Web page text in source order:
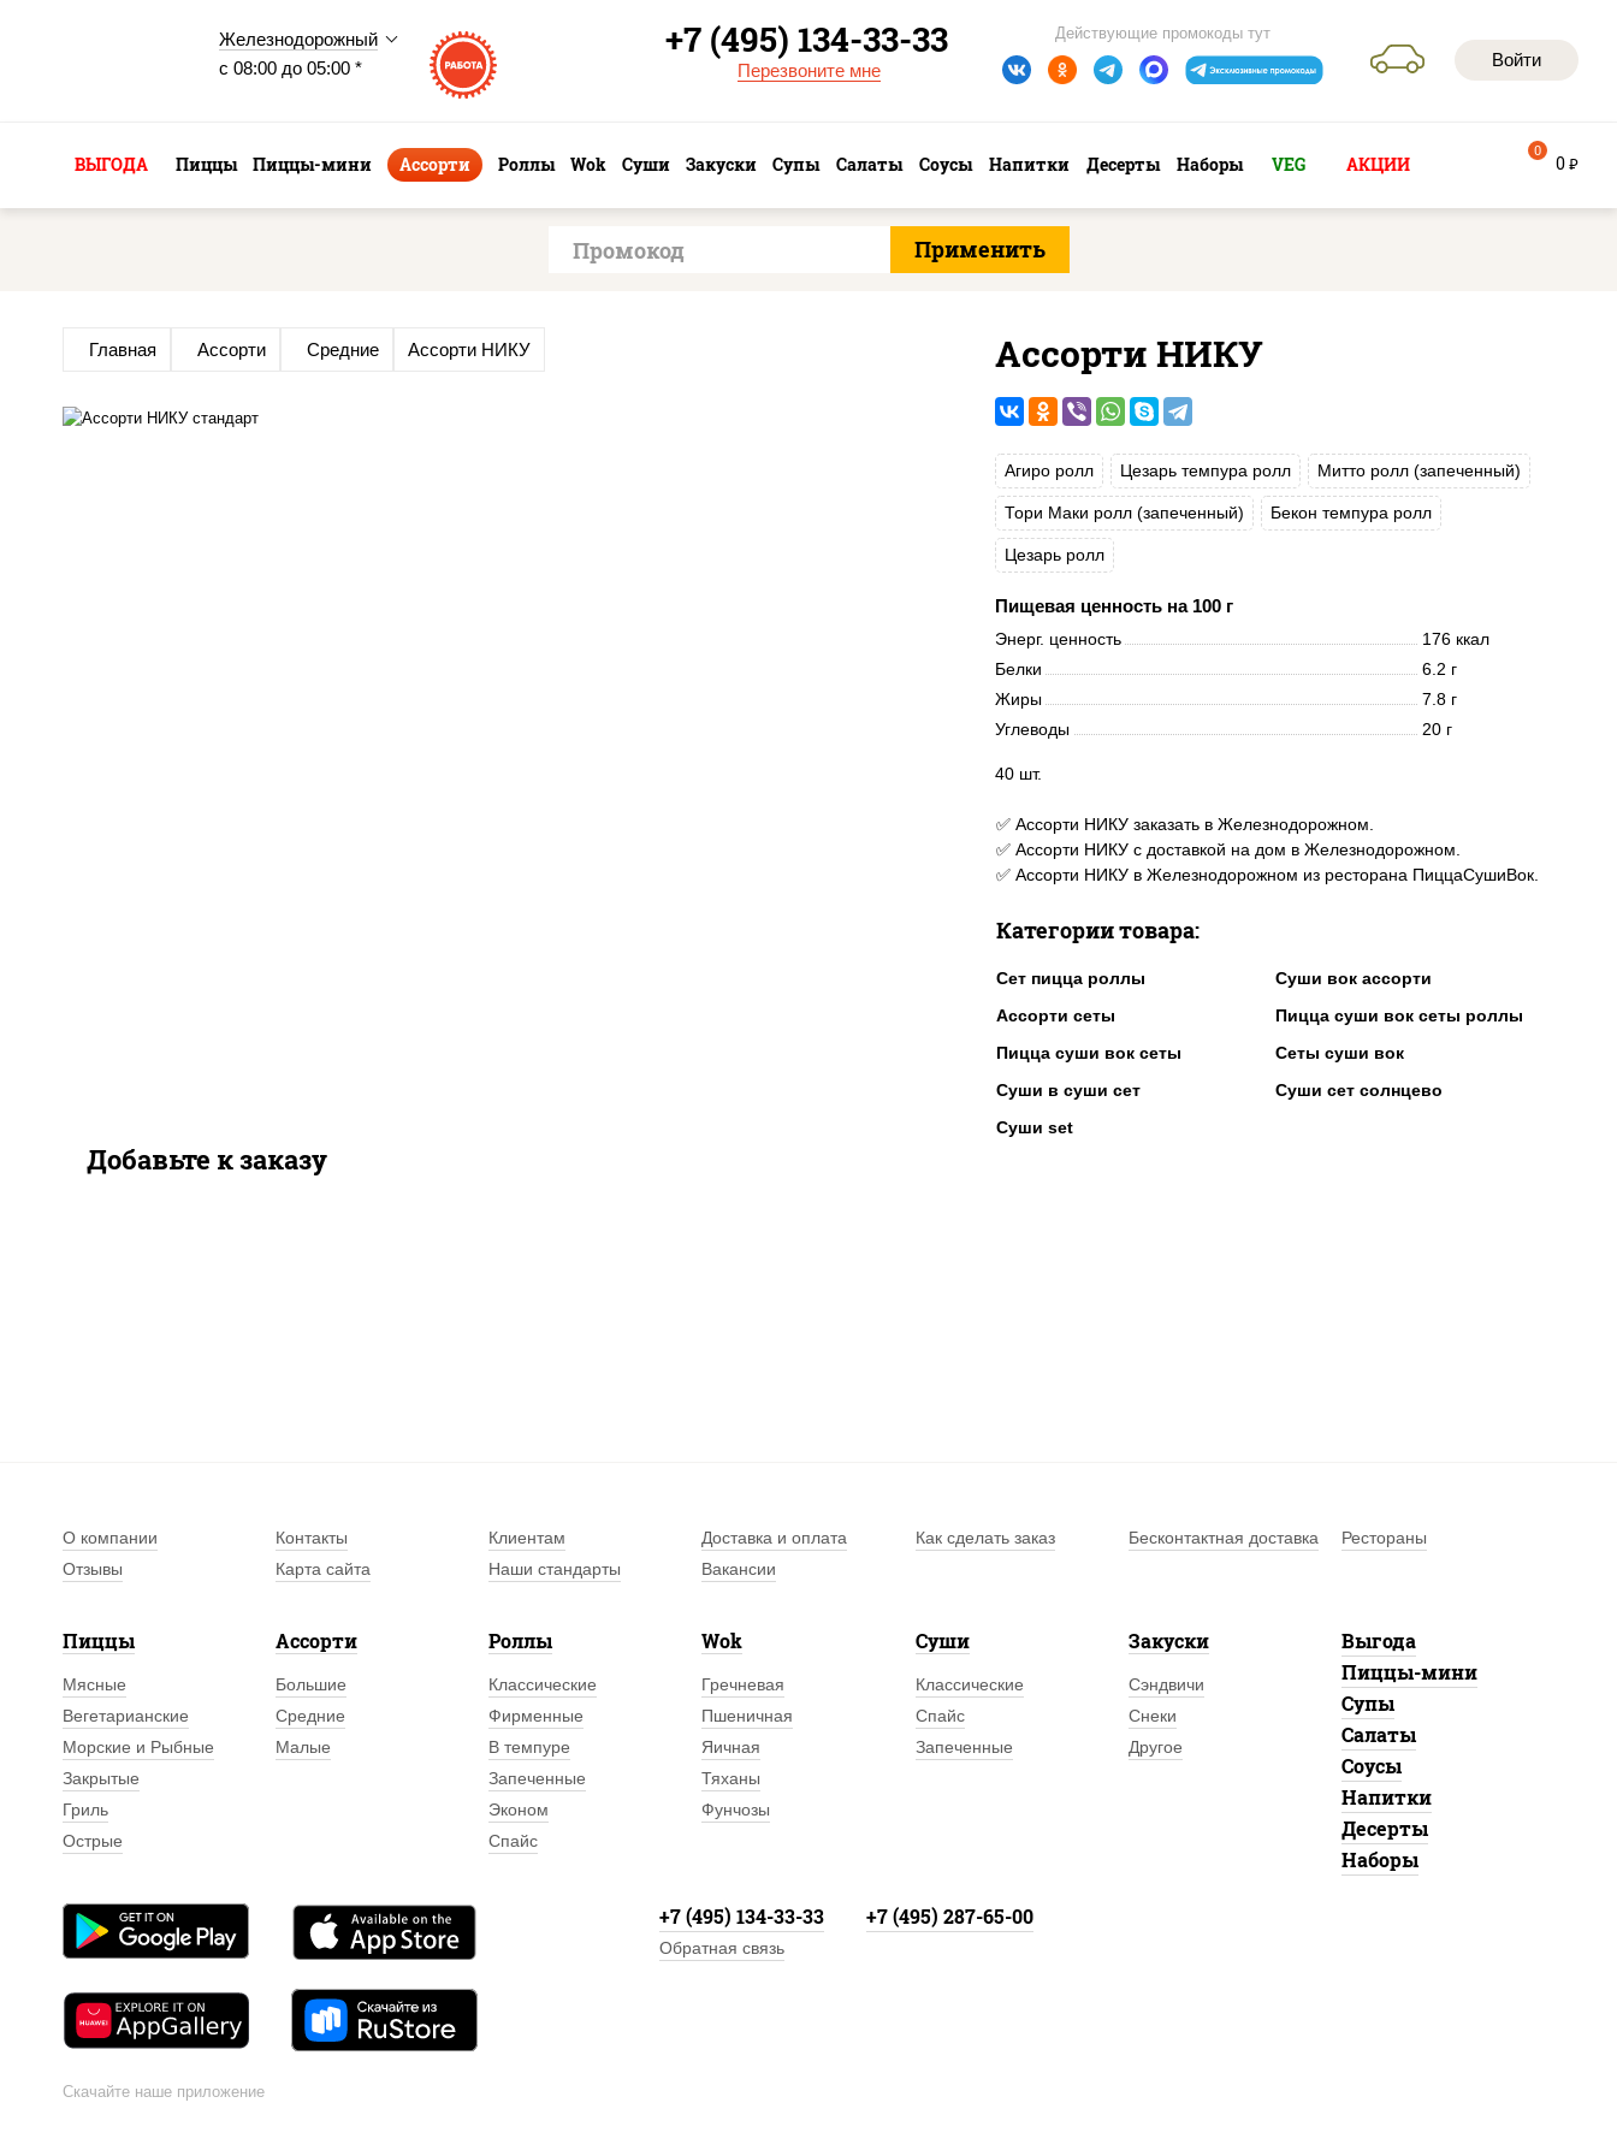
Железнодорожный
с 08:00 до 05:00 *
Войти
Действующие промокоды тут
+7 (495) 134-33-33
Перезвоните мне
ВЫГОДА Пиццы Пиццы-мини Ассорти Роллы Wok Суши Закуски Супы Салаты Соусы Напитки Десерты Наборы VEG АКЦИИ 0 руб
0
Главная Ассорти Средние Ассорти НИКУ Ассорти НИКУ
Агиро ролл Цезарь темпура ролл Митто ролл (запеченный)
Тори Маки ролл (запеченный) Бекон темпура ролл
Цезарь ролл
Пищевая ценность на 100 г
Энерг. ценность
176 ккал
Белки
6.2 г
Жиры
7.8 г
Углеводы
20 г
40 шт.
✅ Ассорти НИКУ заказать в Железнодорожном.
✅ Ассорти НИКУ с доставкой на дом в Железнодорожном.
✅ Ассорти НИКУ в Железнодорожном из ресторана ПиццаСушиВок.
Категории товара:
Сет пицца роллы
Суши вок ассорти
Ассорти сеты
Пицца суши вок сеты роллы
Пицца суши вок сеты
Сеты суши вок
Суши в суши сет
Суши сет солнцево
Суши set
Добавьте к заказу
О компании Контакты Клиентам Доставка и оплата Как сделать заказ Бесконтактная доставка
Рестораны
Отзывы
Карта сайта Наши стандарты Вакансии
Пиццы
Мясные
Вегетарианские
Морские и Рыбные
Закрытые
Гриль
Острые
Ассорти
Большие
Средние
Малые
Роллы
Классические
Фирменные
В темпуре
Запеченные
Эконом
Спайс
Wok
Гречневая
Пшеничная
Яичная
Тяханы
Фунчозы
Суши
Классические
Спайс
Запеченные
Закуски
Сэндвичи
Снеки
Другое
Выгода
Пиццы-мини
Супы
Салаты
Соусы
Напитки
Десерты
Наборы
Скачайте наше приложение
+7 (495) 134-33-33 +7 (495) 287-65-00
Обратная связь